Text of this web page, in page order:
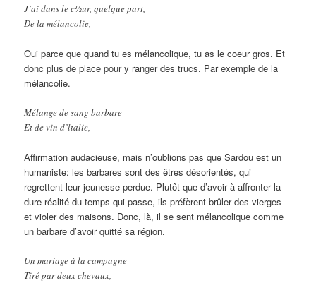
J’ai dans le c½ur, quelque part,
De la mélancolie,
Oui parce que quand tu es mélancolique, tu as le coeur gros. Et
donc plus de place pour y ranger des trucs. Par exemple de la
mélancolie.
Mélange de sang barbare
Et de vin d’ltalie,
Affirmation audacieuse, mais n’oublions pas que Sardou est un
humaniste: les barbares sont des êtres désorientés, qui
regrettent leur jeunesse perdue. Plutôt que d’avoir à affronter la
dure réalité du temps qui passe, ils préfèrent brûler des vierges
et violer des maisons. Donc, là, il se sent mélancolique comme
un barbare d’avoir quitté sa région.
Un mariage à la campagne
Tiré par deux chevaux,